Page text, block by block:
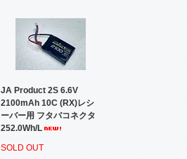
JA Product 2S 6.6V
2100mAh 10C (RX)レシ
ーバー用 フタバコネクタ
252.0Wh/L
SOLD OUT